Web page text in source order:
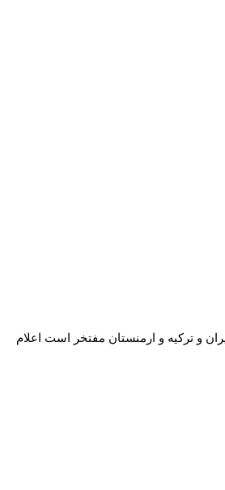
در ایران و ترکیه و ارمنستان مفتخر است اعلام